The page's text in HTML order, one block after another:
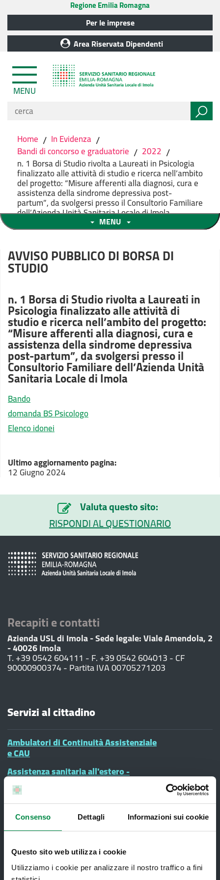
Consenso Dettagli Informazioni sui cookie
Questo sito web utilizza i cookie
Utilizziamo i cookie per analizzare il nostro traffico a fini
Regione Emilia Romagna
Per le imprese
Area Riservata Dipendenti
MENU
Home / In Evidenza /
Bandi di concorso e graduatorie / 2022 /
n. 1 Borsa di Studio rivolta a Laureati in Psicologia
finalizzato alle attività di studio e ricerca nell’ambito
del progetto: “Misure afferenti alla diagnosi, cura e
assistenza della sindrome depressiva post-
partum”, da svolgersi presso il Consultorio Familiare
dell’Azienda Unità Sanitaria Locale di Imola
MENU
AVVISO PUBBLICO DI BORSA DI
STUDIO
n. 1 Borsa di Studio rivolta a Laureati in
Psicologia finalizzato alle attività di
studio e ricerca nell’ambito del progetto:
“Misure afferenti alla diagnosi, cura e
assistenza della sindrome depressiva
post-partum”, da svolgersi presso il
Consultorio Familiare dell’Azienda Unità
Sanitaria Locale di Imola
Bando
domanda BS Psicologo
Elenco idonei
Ultimo aggiornamento pagina:
12 Giugno 2024
Valuta questo sito:
RISPONDI AL QUESTIONARIO
Recapiti e contatti
Azienda USL di Imola - Sede legale: Viale Amendola, 2
- 40026 Imola
T. +39 0542 604111 - F. +39 0542 604013 - CF
90000900374 - Partita IVA 00705271203
Servizi al cittadino
Ambulatori di Continuità Assistenziale
e CAU
Assistenza sanitaria all'estero -
Assistenza sanitaria transfrontaliera
Consultorio Familiare
Direzione Assistenza Farmaceutica
Finanziamenti
Lauree Professioni Sanitarie
Medici e Pediatri di Famiglia